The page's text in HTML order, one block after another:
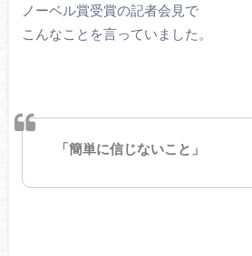
ノーベル賞受賞の記者会見で
こんなことを言っていました。
「簡単に信じないこと」